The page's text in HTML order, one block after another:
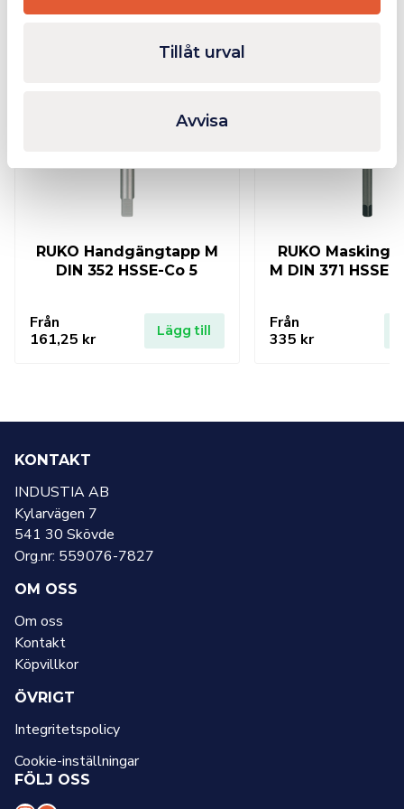
Tillåt urval
Avvisa
Relaterade produkter
RUKO Handgängtapp M
DIN 352 HSSE-Co 5
Från
161,25 kr Lägg till
RUKO
M DIN 371 HSSE-
Från
335 kr
KONTAKT
INDUSTIA AB
Kylarvägen 7
541 30 Skövde
Org.nr: 559076-7827
OM OSS
Om oss
Kontakt
Köpvillkor
ÖVRIGT
Integritetspolicy
Cookie-inställningar
FÖLJ OSS